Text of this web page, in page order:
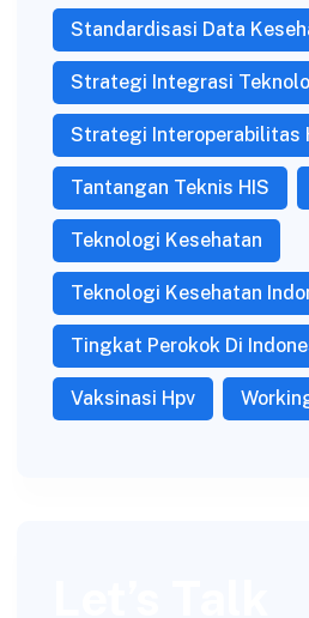
Standardisasi Data
Strategi Integrasi
Strategi Interoperabilitas
Tantangan Teknis HIS
Teknologi Kesehatan
Teknologi Kesehatan
Tingkat Perokok Di
Vaksinasi Hpv